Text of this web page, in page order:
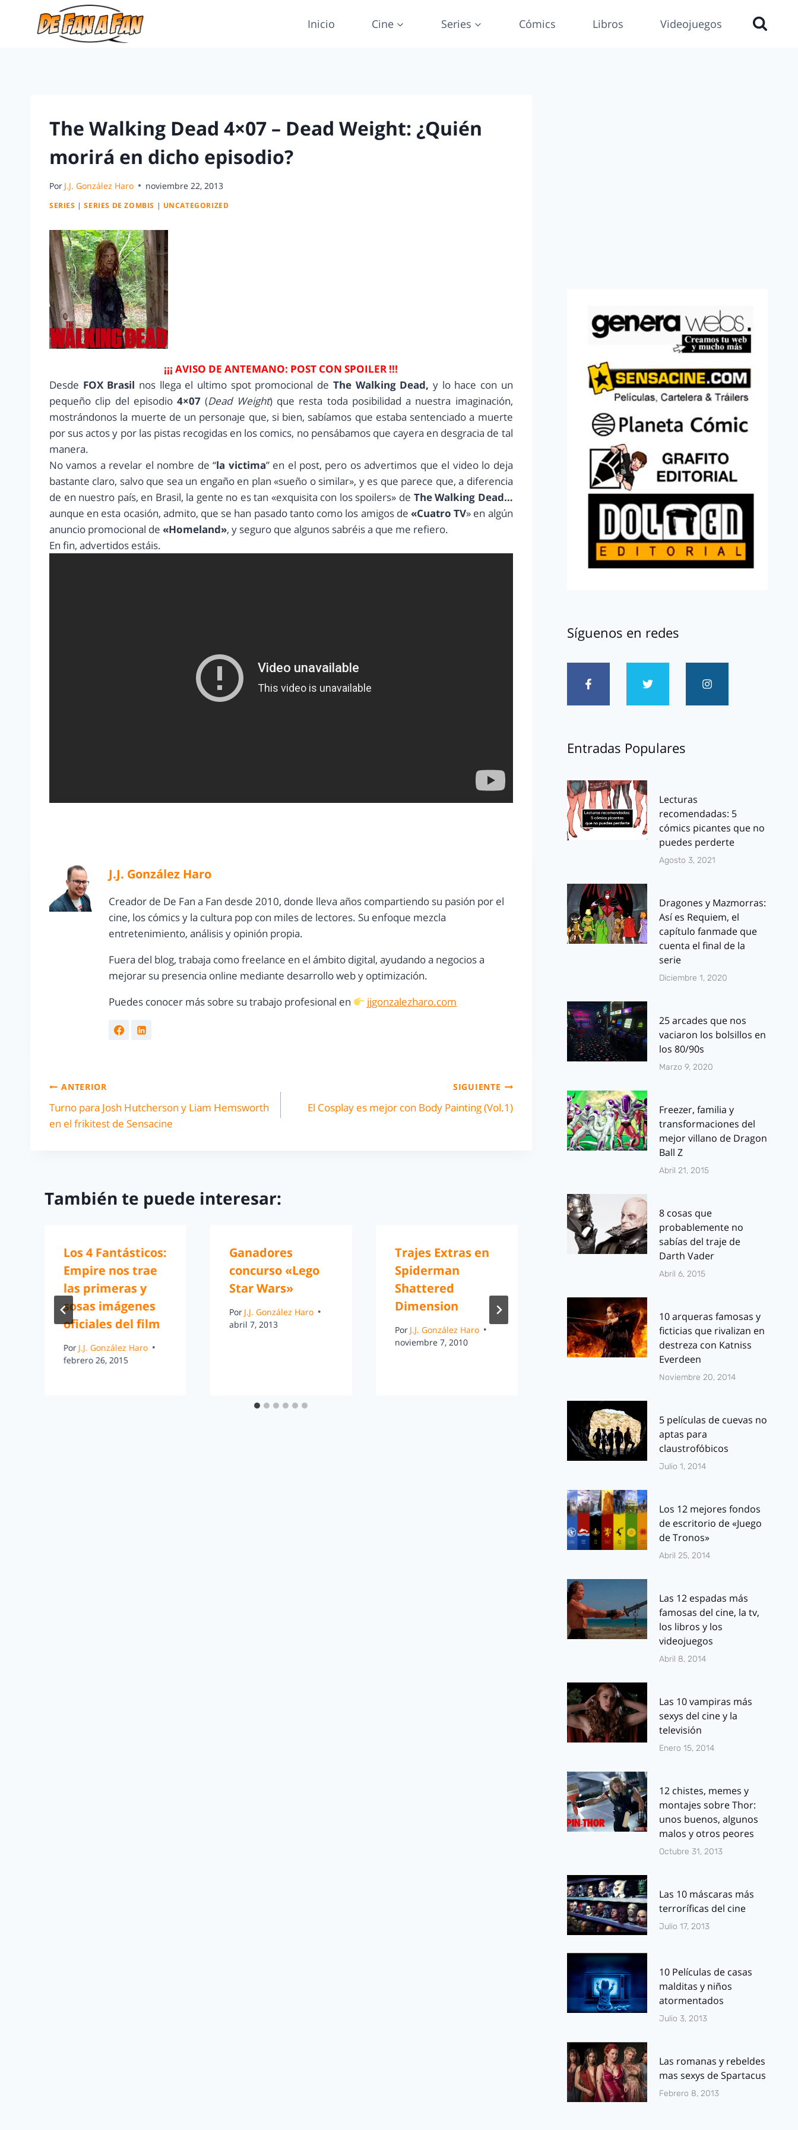
Inicio Cine Series Cómics Libros Videojuegos
The Walking Dead 4×07 – Dead Weight: ¿Quién
morirá en dicho episodio?
Por J.J. González Haro noviembre 22, 2013
SERIES |SERIES DE ZOMBIS | UNCATEGORIZED
¡¡¡ AVISO DE ANTEMANO: POST CON SPOILER !!!
Desde FOX Brasil nos llega el ultimo spot promocional de The Walking Dead, y lo hace con un
pequeño clip del episodio4×07 (Dead Weight) que resta toda posibilidad a nuestra imaginación,
mostrándonos la muerte de un personaje que, si bien, sabíamos que estaba sentenciado a muerte
por sus actos y por las pistas recogidas en los comics, no pensábamos que cayera en desgracia de tal
manera.
No vamos a revelar el nombre de “la victima” en el post, pero os advertimos que el video lo deja
bastante claro, salvo que sea un engaño en plan «sueño o similar», y es que parece que, a diferencia
de en nuestro país, en Brasil, la gente no es tan «exquisita con los spoilers» de The Walking Dead…
aunque en esta ocasión, admito, que se han pasado tanto como los amigos de «Cuatro TV» en algún
anuncio promocional de «Homeland», y seguro que algunos sabréis a que me refiero.
En fin, advertidos estáis.
J.J. González Haro
Creador de De Fan a Fan desde 2010, donde lleva años compartiendo su pasión por el
cine, los cómics y la cultura pop con miles de lectores. Su enfoque mezcla
entretenimiento, análisis y opinión propia.
Fuera del blog, trabaja como freelance en el ámbito digital, ayudando a negocios a
mejorar su presencia online mediante desarrollo web y optimización.
Puedes conocer más sobre su trabajo profesional en
jjgonzalezharo.com
ANTERIOR
Turno para Josh Hutcherson y Liam Hemsworth
en el frikitest de Sensacine
SIGUIENTE
El Cosplay es mejor con Body Painting (Vol.1)
También te puede interesar:
Los 4 Fantásticos:
Empire nos trae
las primeras y
sosas imágenes
oficiales del film
PorJ.J. González Haro
febrero 26, 2015
Ganadores
concurso «Lego
Star Wars»
Por J.J. González Haro
abril 7, 2013
Trajes Extras en
Spiderman
Shattered
Dimension
Por J.J. González Haro
noviembre 7, 2010
Los 10 cómics
J.J. González Haro
febrero 27, 2019
Hollywood
PorJ.J. González
Síguenos en redes
Entradas Populares
Lecturas
recomendadas: 5
cómics picantes que no
puedes perderte
Agosto 3, 2021
Dragones y Mazmorras:
Así es Requiem, el
capítulo fanmade que
cuenta el final de la
serie
Diciembre 1, 2020
25 arcades que nos
vaciaron los bolsillos en
los 80/90s
Marzo 9, 2020
Freezer, familia y
transformaciones del
mejor villano de Dragon
Ball Z
Abril 21, 2015
8 cosas que
probablemente no
sabías del traje de
Darth Vader
Abril 6, 2015
10 arqueras famosas y
ficticias que rivalizan en
destreza con Katniss
Everdeen
Noviembre 20, 2014
5 películas de cuevas no
aptas para
claustrofóbicos
Julio 1, 2014
Los 12 mejores fondos
de escritorio de «Juego
de Tronos»
Abril 25, 2014
Las 12 espadas más
famosas del cine, la tv,
los libros y los
videojuegos
Abril 8, 2014
Las 10 vampiras más
sexys del cine y la
televisión
Enero 15, 2014
12 chistes, memes y
montajes sobre Thor:
unos buenos, algunos
malos y otros peores
Octubre 31, 2013
Las 10 máscaras más
terroríficas del cine
Julio 17, 2013
10 Películas de casas
malditas y niños
atormentados
Julio 3, 2013
Las romanas y rebeldes
mas sexys de Spartacus
Febrero 8, 2013